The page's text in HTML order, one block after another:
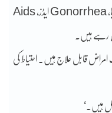
کہ وارٹس، Warts سیفلس، Syphilis گونوریا، Gonorrhea ایڈز، Aids
امراض قابل علاج ہیں۔ احتیاط کی
ہیں۔‘